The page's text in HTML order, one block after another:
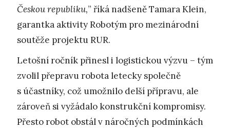
Českou republiku,” říká nadšeně Tamara Klein,
garantka aktivity Robotým pro mezinárodní
soutěže projektu RUR.
Letošní ročník přinesl i logistickou výzvu – tým
zvolil přepravu robota letecky společně
s účastníky, což umožnilo delší přípravu, ale
zároveň si vyžádalo konstrukční kompromisy.
Přesto robot obstál v náročných podmínkách